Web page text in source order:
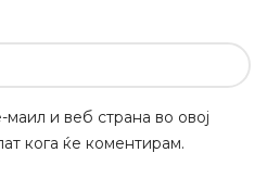
маил и веб страна во овој
кога ќе коментирам.